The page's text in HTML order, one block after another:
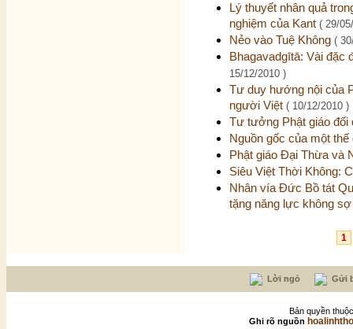
Lý thuyết nhân quả
nghiệm của Kant ( 29/
Nẻo vào Tuệ Không (
Bhagavadgītā: Vài đặc
15/12/2010 )
Tư duy hướng nội của
người Việt ( 10/12/2010 )
Tư tưởng Phật giáo
Nguồn gốc của một
Phật giáo Đại Thừa và
Siêu Việt Thời Không:
Nhân vía Đức Bồ tát
tặng năng lực không
1
Lời ngỏ Gửi
Bản quyền
Ghi rõ nguồn